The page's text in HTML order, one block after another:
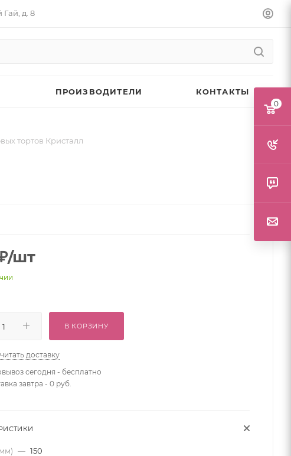
Гай, д. 8
ПРОИЗВОДИТЕЛИ КОНТАКТЫ
тортов Кристалл
/шт
В КОРЗИНУ
доставку
сегодня - бесплатно
завтра - 0 руб.
— 150
0